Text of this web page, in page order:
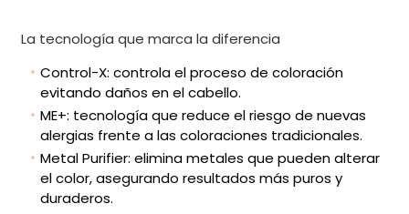
La tecnología que marca la diferencia
Control-X: controla el proceso de coloración
evitando daños en el cabello.
ME+: tecnología que reduce el riesgo de nuevas
alergias frente a las coloraciones tradicionales.
Metal Purifier: elimina metales que pueden alterar
el color, asegurando resultados más puros y
duraderos.